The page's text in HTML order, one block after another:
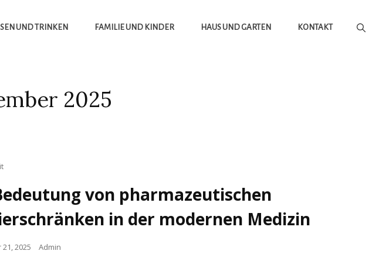
UND TRINKEN FAMILIE UND KINDER HAUS UND GARTEN KONTAKT
2025
von pharmazeutischen
in der modernen Medizin
2025 Admin